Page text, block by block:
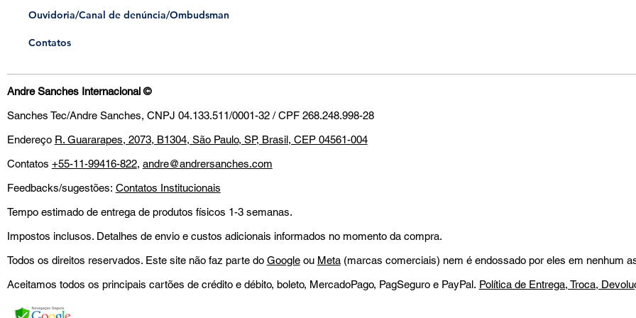
​Ouvidoria/Canal de denúncia/Ombudsman
Contatos
Andre Sanches Internacional©
Sanches Tec/Andre Sanches, CNPJ 04.133.511/0001-32 / CPF 268.248.998-28
Endereço R. Guararapes, 2073, B1304, São Paulo, SP, Brasil, CEP 04561-004
Contatos +55-11-99416-822, andre@andrersanches.com
Feedbacks/sugestões: Contatos Institucionais
Tempo estimado de entrega de produtos físicos 1-3 semanas.
Impostos inclusos. Detalhes de envio e custos adicionais informados no momento da compra.
Todos os direitos reservados. Este site não faz parte do Googleou Meta(marcas comerciais) nem é endossado por eles em nenhum
Aceitamos todos os principais cartões de crédito e débito, boleto, MercadoPago, PagSeguro e PayPal. Política de Entrega, Troca,